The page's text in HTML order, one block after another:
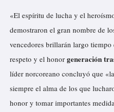
«El espíritu de lucha y el
demostraron el gran nombre de
vencedores brillarán largo
respeto y el honor generación
líder norcoreano concluyó que
siempre el alma de los que
honor y tomar importantes